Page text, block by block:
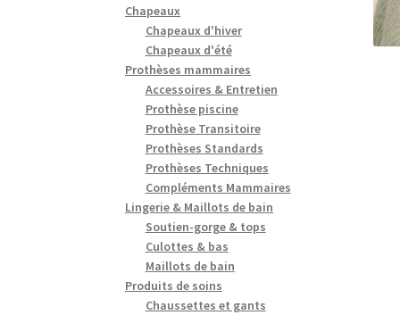
Chapeaux
Chapeaux d'hiver
Chapeaux d'été
Prothèses mammaires
Accessoires & Entretien
Prothèse piscine
Prothèse Transitoire
Prothèses Standards
Prothèses Techniques
Compléments Mammaires
Lingerie & Maillots de bain
Soutien-gorge & tops
Culottes & bas
Maillots de bain
Produits de soins
Chaussettes et gants